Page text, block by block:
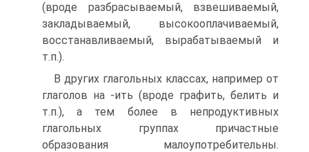
(вроде разбрасываемый, взвешиваемый,
закладываемый, высокооплачиваемый,
восстанавливаемый, вырабатываемый и
т.п.).
В других глагольных классах, например от
глаголов на -ить (вроде графить, белить и
т.п.), а тем более в непродуктивных
глагольных группах причастные
образования малоупотребительны.